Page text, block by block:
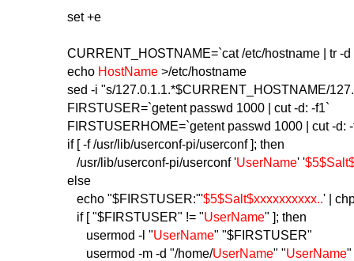
set +e
CURRENT_HOSTNAME=`cat /etc/hostname | tr -d
echo HostName>/etc/hostname
sed -i "s/127.0.1.1.*$CURRENT_HOSTNAME/
FIRSTUSER=`getent passwd 1000 | cut -d: -f1`
FIRSTUSERHOME=`getent passwd 1000 | cut -d:
if [ -f /usr/lib/userconf-pi/userconf ]; then
/usr/lib/userconf-pi/userconf 'UserName' '
else
echo "$FIRSTUSER:"'$5$Salt$xxxxxxxxxx..' |
if [ "$FIRSTUSER" != "UserName" ]; then
usermod -l "UserName" "$FIRSTUSER"
usermod -m -d "/home/UserName" "UserName"